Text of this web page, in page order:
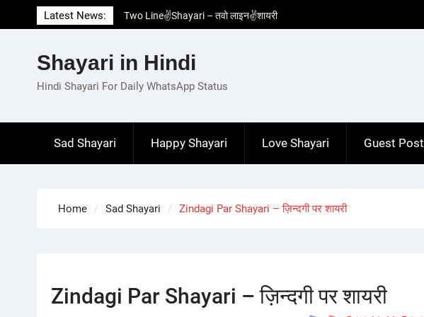
to
Latest News:
Two Line✌️Shayari – तवो लाइन✌️शायरी
Love😓Lines In Hindi – लव😓लाइन्स इन हिंदी
Love🥳Poetry In Hindi – लव🥳पोएट्री इन हिंदी
1 Line☝️Shayari In Hindi – १ लाइन☝️शायरी इन
Shayari in Hindi
Hindi Shayari For Daily WhatsApp Status
Sad Shayari Happy Shayari Love Shayari Guest Post
Home Sad Shayari Zindagi Par Shayari – ज़िन्दगी पर शायरी
Zindagi Par Shayari – ज़िन्दगी पर शायरी